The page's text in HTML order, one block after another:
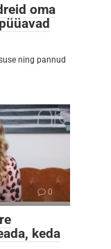
oma
ning pannud
0
keda